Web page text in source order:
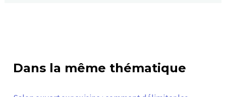
Dans la même thématique